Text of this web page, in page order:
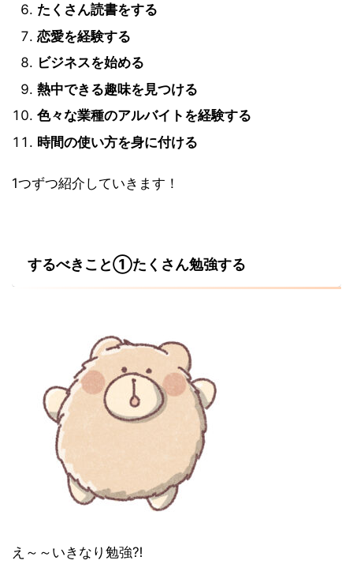
たくさん読書をする
恋愛を経験する
ビジネスを始める
熱中できる趣味を見つける
色々な業種のアルバイトを経験する
時間の使い方を身に付ける
1つずつ紹介していきます！
するべきこと①たくさん勉強する
え～～いきなり勉強⁈